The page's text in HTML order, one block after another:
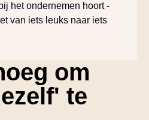
het ondernemen hoort -
van iets leuks naar iets
om
te